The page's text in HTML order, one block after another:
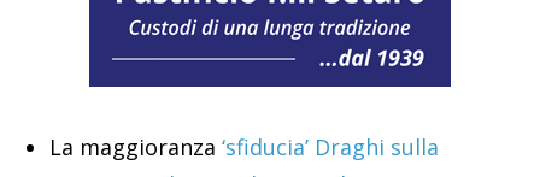
La maggioranza ‘sfiducia’ Draghi sulla